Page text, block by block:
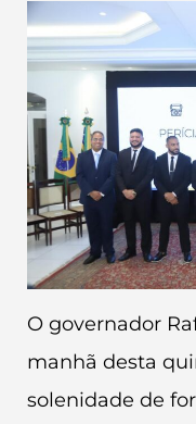
O governador
manhã desta
solenidade de